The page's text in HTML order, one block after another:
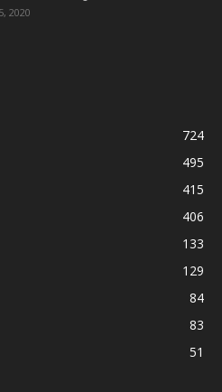
2020
724
495
415
406
133
129
84
83
51